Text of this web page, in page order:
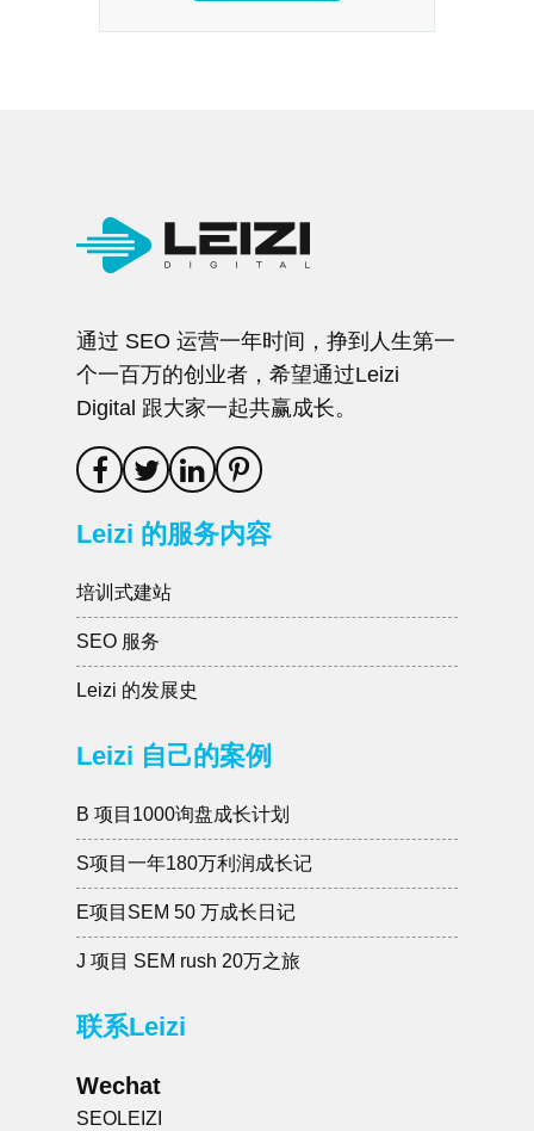
通过 SEO 运营一年时间，挣到人生第一
个一百万的创业者，希望通过Leizi
Digital 跟大家一起共赢成长。
Leizi 的服务内容
培训式建站
SEO 服务
Leizi 的发展史
Leizi 自己的案例
B 项目1000询盘成长计划
S项目一年180万利润成长记
E项目SEM 50 万成长日记
J 项目 SEM rush 20万之旅
联系Leizi
Wechat
SEOLEIZI